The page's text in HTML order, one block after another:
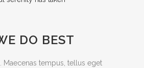
DO BEST
Maecenas tempus, tellus eget